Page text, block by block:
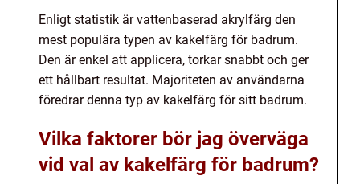
Enligt statistik är vattenbaserad akrylfärg den
mest populära typen av kakelfärg för badrum.
Den är enkel att applicera, torkar snabbt och ger
ett hållbart resultat. Majoriteten av användarna
föredrar denna typ av kakelfärg för sitt badrum.
Vilka faktorer bör jag överväga
vid val av kakelfärg för badrum?